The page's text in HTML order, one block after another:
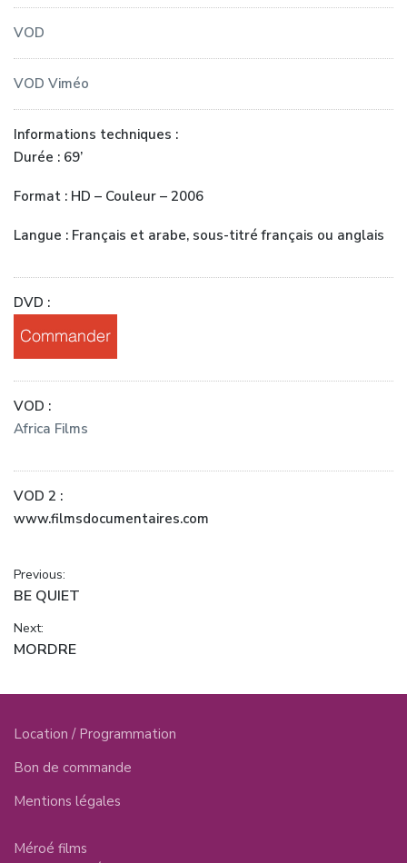
VOD
VOD Viméo
Informations techniques :
Durée : 69’
Format : HD – Couleur – 2006
Langue : Français et arabe, sous-titré français ou anglais
DVD :
VOD :
Africa Films
VOD 2 :
www.filmsdocumentaires.com
Navigation
de
l’article
Previous:
Previous
BE QUIET
Next:
Next
MORDRE
Location / Programmation
Bon de commande
Mentions légales
Méroé films